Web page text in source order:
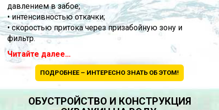
давлением в забое;
• интенсивностью откачки;
• скоростью притока через призабойную зону и
фильтр.
Читайте далее…
ПОДРОБНЕЕ – ИНТЕРЕСНО ЗНАТЬ ОБ ЭТОМ!
ОБУСТРОЙСТВО И КОНСТРУКЦИЯ